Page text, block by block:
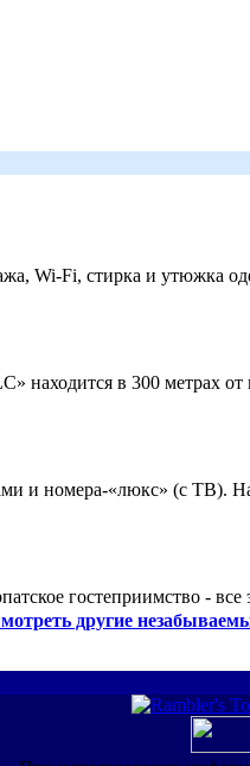
Wi-Fi, стирка и утюжка
находится в 300 метрах
и номера-«люкс» (с ТВ).
гостеприимство -
другие